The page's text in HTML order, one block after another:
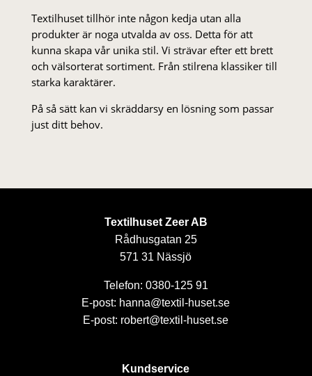
Textilhuset tillhör inte någon kedja utan alla
produkter är noga utvalda av oss. Detta för att
kunna skapa vår unika stil. Vi strä­var efter ett brett
och välsorterat sor­ti­ment. Från stil­rena klas­siker till
starka karaktärer.
På så sätt kan vi skräddarsy en lösning som passar
just ditt behov.
Textilhuset Zeer AB
Rådhusgatan 25
571 31 Nässjö
Telefon: 0380-125 91
E-post: hanna@textil-huset.se
E-post: robert@textil-huset.se
Kundservice